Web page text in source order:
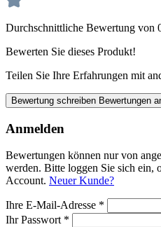
Durchschnittliche Bewertung von
Bewerten Sie dieses Produkt!
Teilen Sie Ihre Erfahrungen mit
Bewertung schreiben Bewertungen
Anmelden
Bewertungen können nur von
werden. Bitte loggen Sie sich ein,
Account. Neuer Kunde?
Ihre E-Mail-Adresse *
Ihr Passwort *